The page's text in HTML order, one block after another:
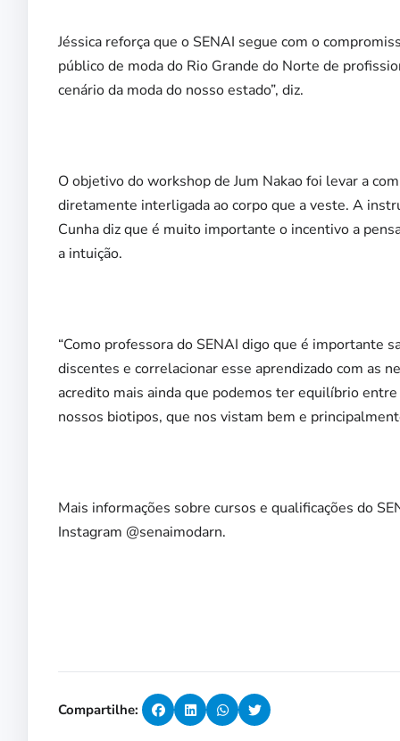
Jéssica reforça que o SENAI segue com o
público de moda do Rio Grande do Norte de
cenário da moda do nosso estado”, diz.
O objetivo do workshop de Jum Nakao foi levar a
diretamente interligada ao corpo que a veste. A
Cunha diz que é muito importante o incentivo a
a intuição.
“Como professora do SENAI digo que é importante
discentes e correlacionar esse aprendizado com as
acredito mais ainda que podemos ter equilíbrio
nossos biotipos, que nos vistam bem e
Mais informações sobre cursos e qualificações do
Instagram @senaimodarn.
Compartilhe: